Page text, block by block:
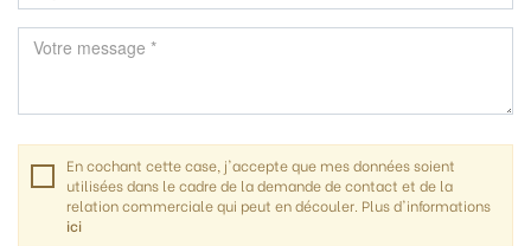
En cochant cette case, j'accepte que mes données soient
utilisées dans le cadre de la demande de contact et de la
relation commerciale qui peut en découler. Plus d'informations
ici